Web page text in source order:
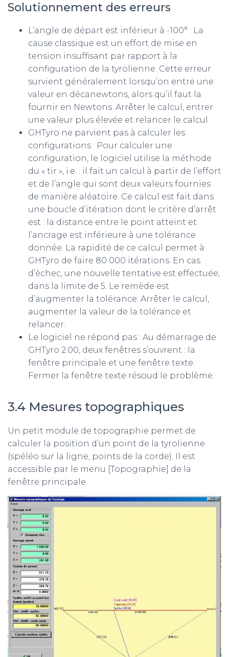
Solutionnement des erreurs
L’angle de départ est inférieur à -100° : La
cause classique est un effort de mise en
tension insuffisant par rapport à la
configuration de la tyrolienne. Cette erreur
survient généralement lorsqu’on entre une
valeur en décanewtons, alors qu’il faut la
fournir en Newtons. Arrêter le calcul, entrer
une valeur plus élevée et relancer le calcul.
GHTyro ne parvient pas à calculer les
configurations : Pour calculer une
configuration, le logiciel utilise la méthode
du « tir », i.e. : il fait un calcul à partir de l’effort
et de l’angle qui sont deux valeurs fournies
de manière aléatoire. Ce calcul est fait dans
une boucle d’itération dont le critère d’arrêt
est : la distance entre le point atteint et
l’ancrage est inférieure à une tolérance
donnée. La rapidité de ce calcul permet à
GHTyro de faire 80 000 itérations. En cas
d’échec, une nouvelle tentative est effectuée,
dans la limite de 5. Le remède est
d’augmenter la tolérance. Arrêter le calcul,
augmenter la valeur de la tolérance et
relancer.
Le logiciel ne répond pas : Au démarrage de
GHTyro 2.00, deux fenêtres s’ouvrent : la
fenêtre principale et une fenêtre texte.
Fermer la fenêtre texte résoud le problème.
3.4 Mesures topographiques
Un petit module de topographie permet de
calculer la position d’un point de la tyrolienne
(spéléo sur la ligne, points de la corde). Il est
accessible par le menu [Topographie] de la
fenêtre principale.